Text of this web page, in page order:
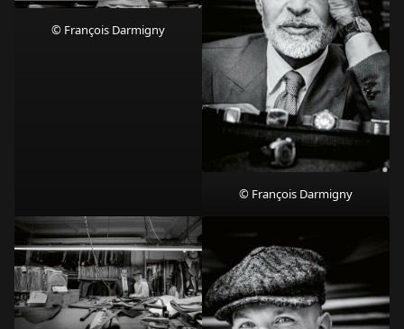
© François Darmigny
© François Darmigny